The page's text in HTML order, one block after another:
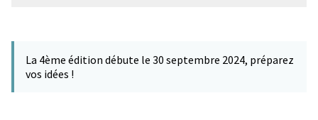
−
La 4ème édition débute le 30 septembre 2024, préparez
vos idées !